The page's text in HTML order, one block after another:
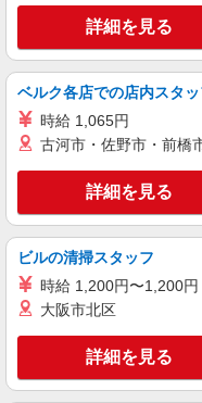
福
キープ
派遣社員
株式会社kotrio /●SD-H-
【郡
看護助
時
通費全
キープ
（株）ウィルオブ・ワーク
詳細を見る
ベルク各店での店内スタッ
時給 1,065円
古河市・佐野市・前橋
詳細を見る
ビルの清掃スタッフ
時給 1,200円〜1,200円
大阪市北区
詳細を見る